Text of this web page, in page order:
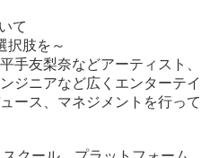
て
択肢を～
手友梨奈などアーティスト、
ジニアなど広くエンターテイ
ース、マネジメントを行って